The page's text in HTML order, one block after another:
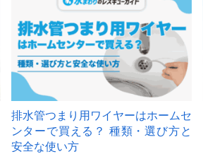
排水管つまり用ワイヤーはホームセ
ンターで買える？ 種類・選び方と
安全な使い方